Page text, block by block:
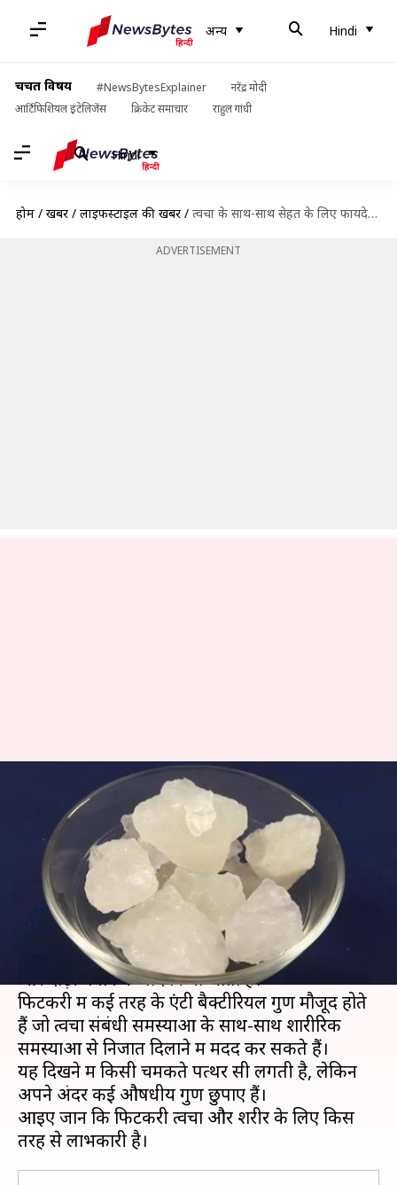
अन्य Hindi
चर्चित विषय #NewsBytesExplainer
नरेंद्र मोदी
आर्टिफिशियल इंटेलिजेंस
क्रिकेट समाचार राहुल गांधी
Hindi
होम / खबरें / लाइफस्टाइल की खबरें / त्वचा के साथ-साथ सेहत के लिए फायदेमंद है फिटकरी, ये हैं इसके हैरान करने वाले फायदे
ADVERTISEMENT
त्वचा के साथ-साथ सेहत के लिए
फायदेमंद है फिटकरी, ये हैं इसके
हैरान करने वाले फायदे
अंजली Feb 28, 2020 05:23 pm
क्या है खबर?
आमतौर पर फिटकरी का इस्तेमाल पानी को शुद्ध करने
और दाढ़ी बनाने के बाद किया जाता है।
फिटकरी में कई तरह के एंटी बैक्टीरियल गुण मौजूद होते
हैं जो त्वचा संबंधी समस्याओं के साथ-साथ शारीरिक
समस्याओं से निजात दिलाने में मदद कर सकते हैं।
यह दिखने में किसी चमकते पत्थर सी लगती है, लेकिन
अपने अंदर कई औषधीय गुण छुपाए हैं।
आइए जानें कि फिटकरी त्वचा और शरीर के लिए किस